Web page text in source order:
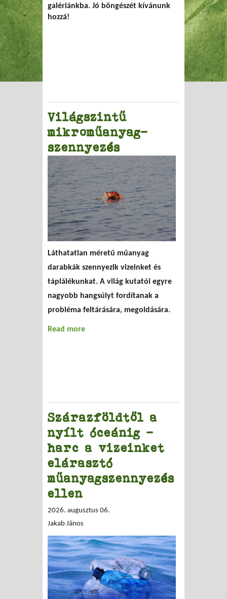
galériánkba. Jó böngészét kívánunk
hozzá!
Világszintű
mikroműanyag-
szennyezés
Láthatatlan méretű műanyag
darabkák szennyezik vizeinket és
táplálékunkat. A világ kutatói egyre
nagyobb hangsúlyt fordítanak a
probléma feltárására, megoldására.
Read more
Szárazföldtől a
nyílt óceánig –
harc a vizeinket
elárasztó
műanyagszennyezés
ellen
2026. augusztus 06.
Jakab János